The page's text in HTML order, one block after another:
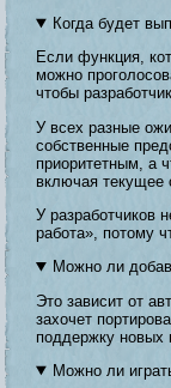
Когда будет
Если функция,
можно
чтобы
У всех разные
собственные
приоритетным, а
включая текущее
У разработчиков
работа», потому
Можно ли
Это зависит от
захочет
поддержку новых
Можно ли